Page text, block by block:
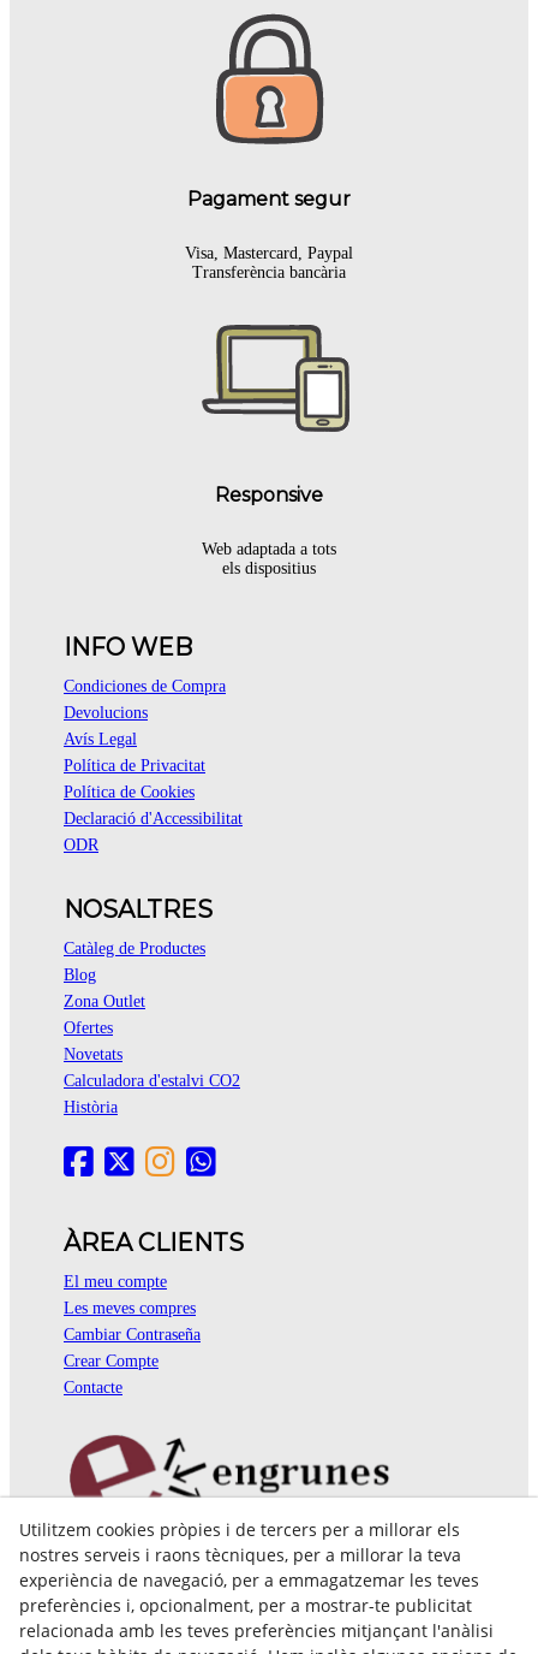
Pagament segur
Visa, Mastercard, Paypal
Transferència bancària
Responsive
Web adaptada a tots
els dispositius
INFO WEB
Condiciones de Compra
Devolucions
Avís Legal
Política de Privacitat
Política de Cookies
Declaració d'Accessibilitat
ODR
NOSALTRES
Catàleg de Productes
Blog
Zona Outlet
Ofertes
Novetats
Calculadora d'estalvi CO2
Història
ÀREA CLIENTS
El meu compte
Les meves compres
Cambiar Contraseña
Crear Compte
Contacte
Pol. Ind. Coll de Montcada
Cr. Roca Plana, 14-16
08110 Montcada i Reixac (Barcelona)
935 829 999
engrunes@engrunes.org
Utilitzem cookies pròpies i de tercers per a millorar els
nostres serveis i raons tècniques, per a millorar la teva
experiència de navegació, per a emmagatzemar les teves
preferències i, opcionalment, per a mostrar-te publicitat
relacionada amb les teves preferències mitjançant l'anàlisi